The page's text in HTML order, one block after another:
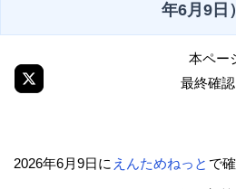
年6月9日）
本ペー
最終確
2026年6月9日に えんためねっと で